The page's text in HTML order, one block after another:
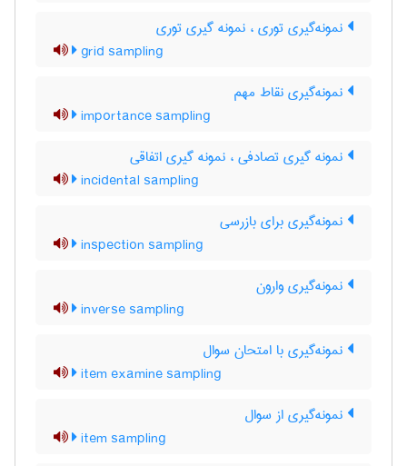
نمونه‌گیری توری ، نمونه گیری توری
grid sampling
نمونه‌گیری نقاط مهم
importance sampling
نمونه گیری تصادفی ، نمونه گیری اتفاقی
incidental sampling
نمونه‌گیری برای بازرسی
inspection sampling
نمونه‌گیری وارون
inverse sampling
نمونه‌گیری با امتحان سوال
item examine sampling
نمونه‌گیری از سوال
item sampling